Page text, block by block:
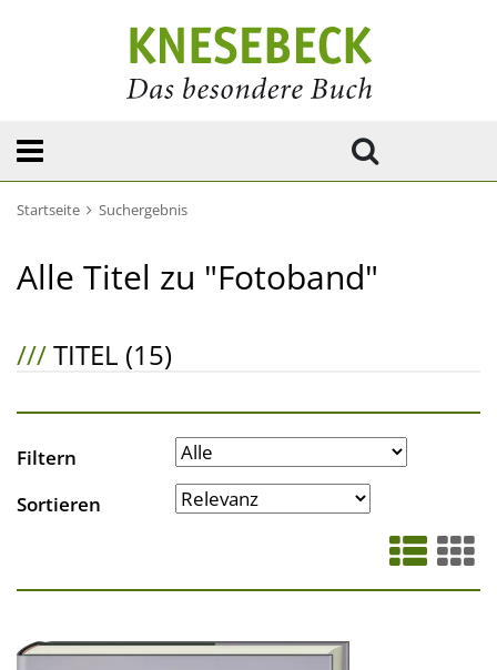
Startseite Suchergebnis
Alle Titel zu "Fotoband"
///TITEL (15)
Filtern
Sortieren